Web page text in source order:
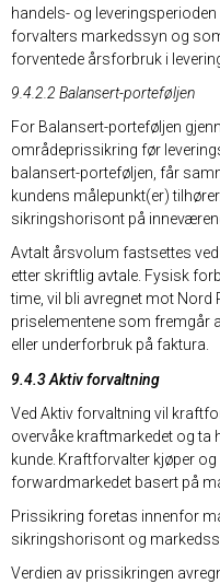
handels- og
forvalters markedssyn og
forventede årsforbruk i
9.4.2.2 Balansert-porteføljen
For Balansert-porteføljen
områdeprissikring før
balansert-porteføljen, får
kundens målepunkt(er)
sikringshorisont på
Avtalt årsvolum fastsettes
etter skriftlig avtale. Fysisk
time, vil bli avregnet mot
priselementene som fremgår
eller underforbruk på faktura.
9.4.3 Aktiv forvaltning
Ved Aktiv forvaltning vil
overvåke kraftmarkedet og ta
kunde. Kraftforvalter kjøper
forwardmarkedet basert på
Prissikring foretas innenfor
sikringshorisont og
Verdien av prissikringen